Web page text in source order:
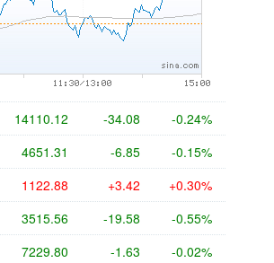
14110.12 -34.08 -0.24%
4651.31 -6.85 -0.15%
1122.88 +3.42 +0.30%
3515.56 -19.58 -0.55%
7229.80 -1.63 -0.02%